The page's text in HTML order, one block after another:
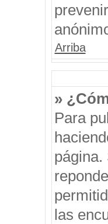
Arriba
»
Para
página.
las